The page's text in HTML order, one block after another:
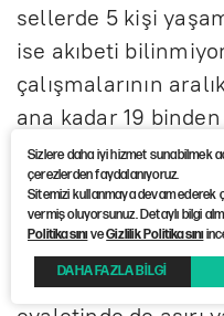
sellerde 5 kişi
ise akıbeti
çalışmalarının
ana kadar 19
alanlara tahliye
''YOLLAR VE
KALDI''
Bir diğer felaket
Sizlere daha iyi hizmet sunabilmek
çerezlerden faydalanıyoruz.
Sitemizi kullanmaya devam ederek
vermiş oluyorsunuz. Detaylı bilgi
PolitikasınıveGizlilik Politikasını
DAHA FAZLA BİLGİ